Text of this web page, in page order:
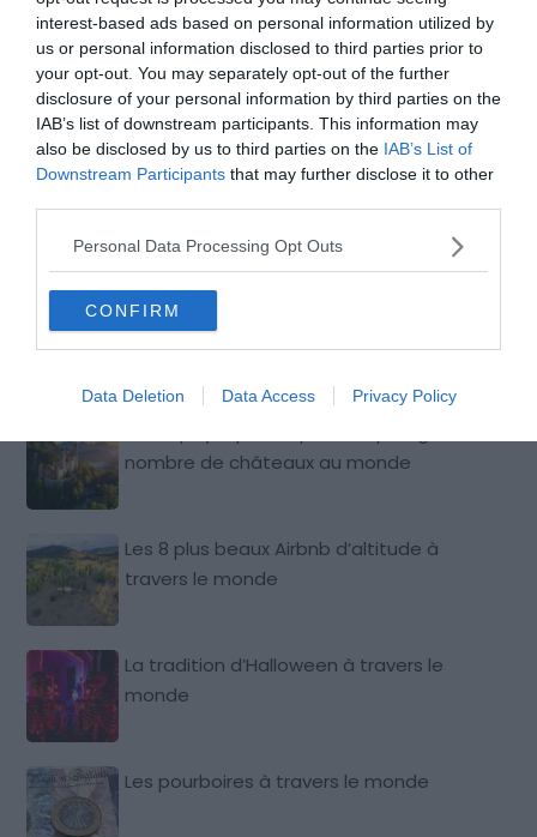
interest-based ads based on personal information utilized by
us or personal information disclosed to third parties prior to
your opt-out. You may separately opt-out of the further
disclosure of your personal information by third parties on the
IAB’s list of downstream participants. This information may
also be disclosed by us to third parties on the IAB’s List of
Downstream Participants that may further disclose it to other
Personal Data Processing Opt Outs
CONFIRM
Data Deletion Data Access Privacy Policy
les continents, les croyances changent.
Plus d'inspiration
Vous avez déjà croisé des touristes en
France… mais d’où viennent-ils vraiment ?
nombre de châteaux au monde
Les 8 plus beaux Airbnb d’altitude à
travers le monde
La tradition d’Halloween à travers le
monde
Les pourboires à travers le monde